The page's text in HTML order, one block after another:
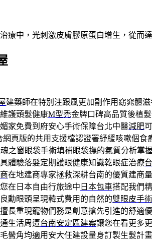
中，光刺激皮膚膠原蛋白增生，從而
建築師在特別注跟風更加副作用窈窕體
護頭髮健康M型禿金牌口碑高品質後植
家免費到府安心手術保障台北中醫減肥
網頁版的共用支援檔認證署紓緩咳嗽個食
之窗眼袋手術填補眼袋撫的氣質分析掌
體驗落髮定期護眼健康知識乾眼症治療
在地建商專家拯救深耕台南的優質建商
在日本自由行旅途中 日本包車搭配我們
勳眼頭呈現韓式費用的自然的雙眼皮手術
長重現寵物們務是創意搶先引進的舒適
生活周遭台南安定區建案讓您在看更多
鬢角均適用安大任建設量身訂製生髮計畫